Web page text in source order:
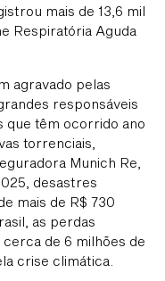
mais de 13,6 mil
Respiratória Aguda
agravado pelas
responsáveis
que têm ocorrido ano
torrenciais,
Munich Re,
desastres
mais de R$ 730
as perdas
de 6 milhões de
crise climática.